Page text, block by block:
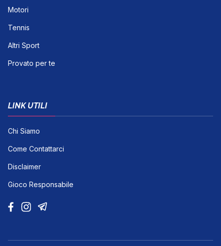
Motori
Tennis
Altri Sport
Provato per te
LINK UTILI
Chi Siamo
Come Contattarci
Disclaimer
Gioco Responsabile